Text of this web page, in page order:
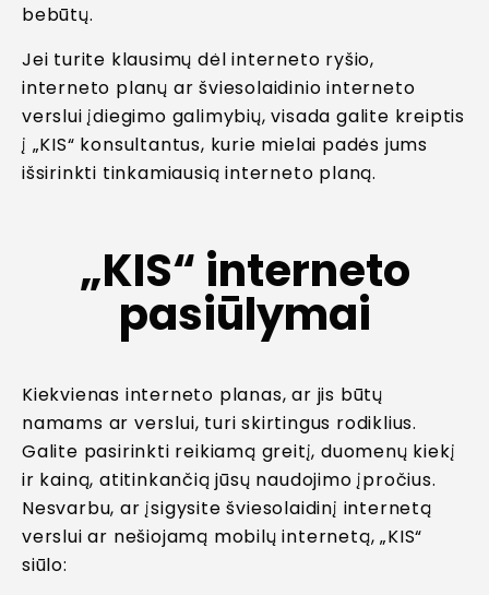
bebūtų.
Jei turite klausimų dėl interneto ryšio,
interneto planų ar šviesolaidinio interneto
verslui įdiegimo galimybių, visada galite kreiptis
į „KIS“ konsultantus, kurie mielai padės jums
išsirinkti tinkamiausią interneto planą.
„KIS“ interneto
pasiūlymai
Kiekvienas interneto planas, ar jis būtų
namams ar verslui, turi skirtingus rodiklius.
Galite pasirinkti reikiamą greitį, duomenų kiekį
ir kainą, atitinkančią jūsų naudojimo įpročius.
Nesvarbu, ar įsigysite šviesolaidinį internetą
verslui ar nešiojamą mobilų internetą, „KIS“
siūlo: